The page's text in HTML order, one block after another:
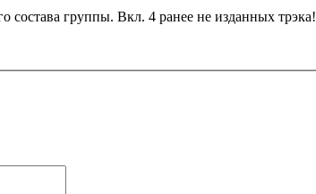
состава группы. Вкл. 4 ранее не изданных трэка!